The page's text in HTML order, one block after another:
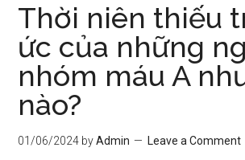
Thời niên thiếu
ức của những
nhóm máu A
nào?
01/06/2024 byAdmin Leave a Comment